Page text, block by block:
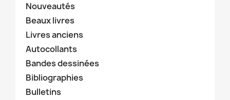
Nouveautés
Beaux livres
Livres anciens
Autocollants
Bandes dessinées
Bibliographies
Bulletins